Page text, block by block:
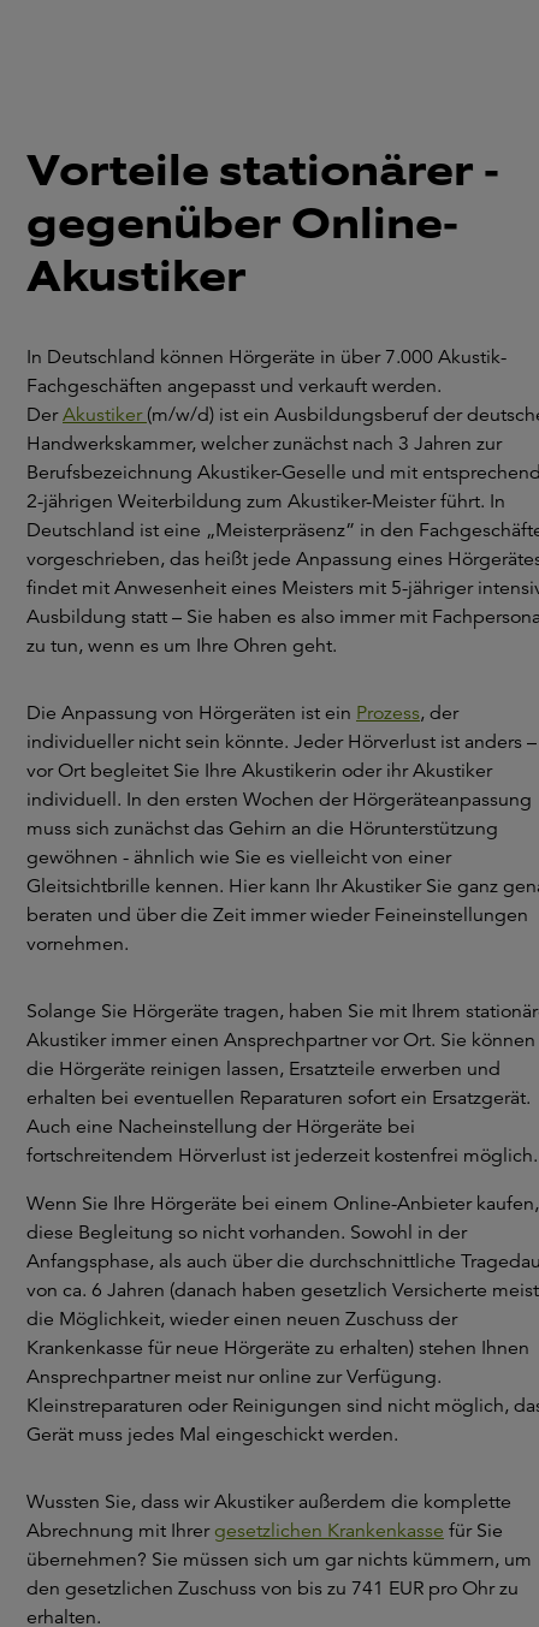
Vorteile stationärer -
gegenüber Online-
Akustiker
In Deutschland können Hörgeräte in über 7.000 Akustik-
Fachgeschäften angepasst und verkauft werden.
DerAkustiker (m/w/d) ist ein Ausbildungsberuf der
Handwerkskammer, welcher zunächst nach 3 Jahren zur
Berufsbezeichnung Akustiker-Geselle und mit
2-jährigen Weiterbildung zum Akustiker-Meister führt. In
Deutschland ist eine „Meisterpräsenz” in den
vorgeschrieben, das heißt jede Anpassung eines
findet mit Anwesenheit eines Meisters mit 5-jähriger
Ausbildung statt – Sie haben es also immer mit
zu tun, wenn es um Ihre Ohren geht.
Die Anpassung von Hörgeräten ist ein Prozess, der
individueller nicht sein könnte. Jeder Hörverlust ist anders –
vor Ort begleitet Sie Ihre Akustikerin oder ihr Akustiker
individuell. In den ersten Wochen der Hörgeräteanpassung
muss sich zunächst das Gehirn an die Hörunterstützung
gewöhnen - ähnlich wie Sie es vielleicht von einer
Gleitsichtbrille kennen. Hier kann Ihr Akustiker Sie ganz
beraten und über die Zeit immer wieder Feineinstellungen
vornehmen.
Solange Sie Hörgeräte tragen, haben Sie mit Ihrem
Akustiker immer einen Ansprechpartner vor Ort. Sie können
die Hörgeräte reinigen lassen, Ersatzteile erwerben und
erhalten bei eventuellen Reparaturen sofort ein Ersatzgerät.
Auch eine Nacheinstellung der Hörgeräte bei
fortschreitendem Hörverlust ist jederzeit kostenfrei
Wenn Sie Ihre Hörgeräte bei einem Online-Anbieter
diese Begleitung so nicht vorhanden. Sowohl in der
Anfangsphase, als auch über die durchschnittliche
von ca. 6 Jahren (danach haben gesetzlich Versicherte meist
die Möglichkeit, wieder einen neuen Zuschuss der
Krankenkasse für neue Hörgeräte zu erhalten) stehen Ihnen
Ansprechpartner meist nur online zur Verfügung.
Kleinstreparaturen oder Reinigungen sind nicht möglich,
Gerät muss jedes Mal eingeschickt werden.
Wussten Sie, dass wir Akustiker außerdem die komplette
Abrechnung mit Ihrergesetzlichen Krankenkasse für Sie
übernehmen? Sie müssen sich um gar nichts kümmern, um
den gesetzlichen Zuschuss von bis zu 741 EUR pro Ohr zu
erhalten.